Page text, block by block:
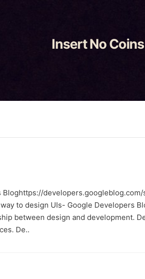
Insert No Coins
to design UIs- Google Developers
between design and development.
De..